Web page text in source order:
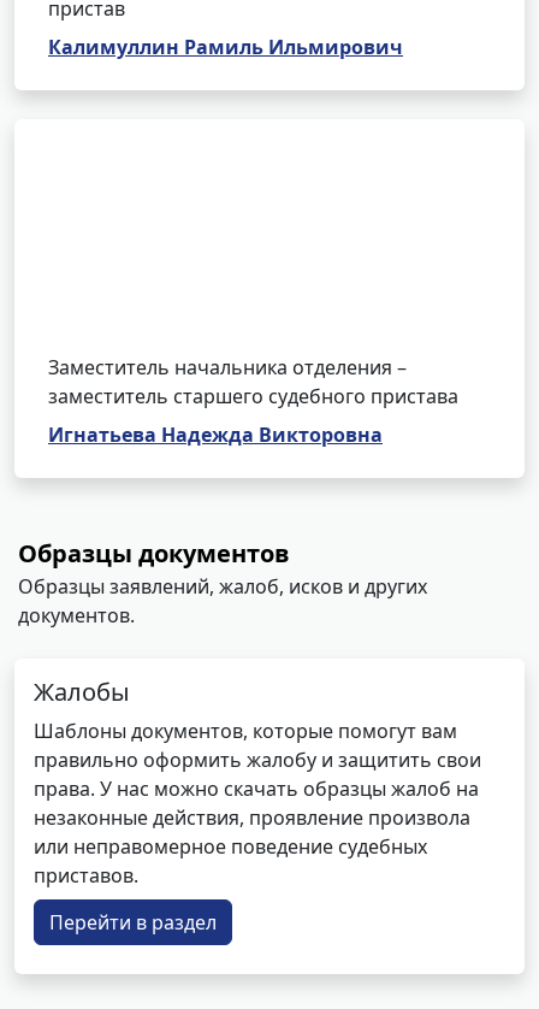
пристав
Калимуллин Рамиль Ильмирович
Заместитель начальника отделения –
заместитель старшего судебного пристава
Игнатьева Надежда Викторовна
Образцы документов
Образцы заявлений, жалоб, исков и других
документов.
Жалобы
Шаблоны документов, которые помогут вам
правильно оформить жалобу и защитить свои
права. У нас можно скачать образцы жалоб на
незаконные действия, проявление произвола
или неправомерное поведение судебных
приставов.
Перейти в раздел